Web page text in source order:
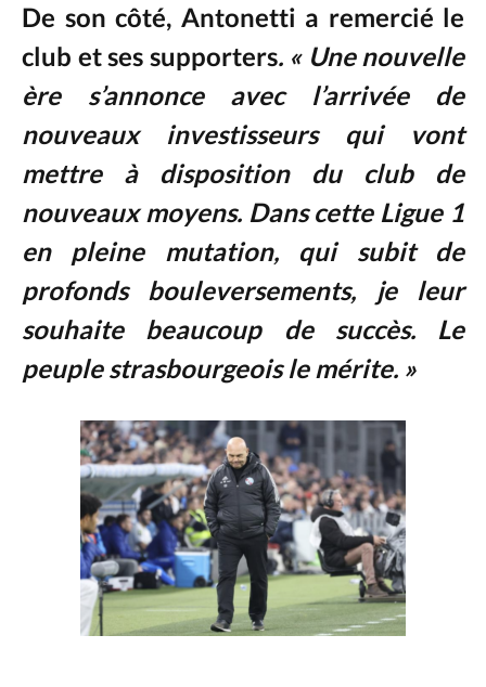
De son côté, Antonetti a remercié le
club et ses supporters. « Une nouvelle
ère s’annonce avec l’arrivée de
nouveaux investisseurs qui vont
mettre à disposition du club de
nouveaux moyens. Dans cette Ligue 1
en pleine mutation, qui subit de
profonds bouleversements, je leur
souhaite beaucoup de succès. Le
peuple strasbourgeois le mérite. »